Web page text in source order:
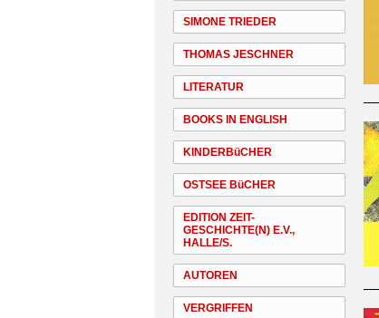
SIMONE TRIEDER
THOMAS JESCHNER
LITERATUR
BOOKS IN ENGLISH
KINDERBüCHER
OSTSEE BüCHER
EDITION ZEIT-
GESCHICHTE(N) E.V.,
HALLE/S.
AUTOREN
VERGRIFFEN